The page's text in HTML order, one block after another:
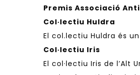
Premis Associació
Col·lectiu Huldra
El col.lectiu Huldra és
Col·lectiu Iris
El col·lectiu Iris de